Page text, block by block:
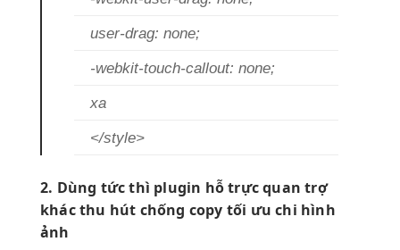
user-drag: none;
-webkit-touch-callout: none;
xa
</style>
2. Dùng tức thì plugin hỗtrực quan trợ
khácthu hút chống copy tối ưu chi hình
ảnh